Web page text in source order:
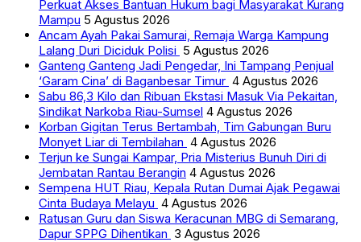
Perkuat Akses Bantuan Hukum bagi Masyarakat Kurang
Mampu 5 Agustus 2026
Ancam Ayah Pakai Samurai, Remaja Warga Kampung
Lalang Duri Diciduk Polisi 5 Agustus 2026
Ganteng Ganteng Jadi Pengedar, Ini Tampang Penjual
‘Garam Cina’ di Baganbesar Timur 4 Agustus 2026
Sabu 86,3 Kilo dan Ribuan Ekstasi Masuk Via Pekaitan,
Sindikat Narkoba Riau-Sumsel 4 Agustus 2026
Korban Gigitan Terus Bertambah, Tim Gabungan Buru
Monyet Liar di Tembilahan 4 Agustus 2026
Terjun ke Sungai Kampar, Pria Misterius Bunuh Diri di
Jembatan Rantau Berangin 4 Agustus 2026
Sempena HUT Riau, Kepala Rutan Dumai Ajak Pegawai
Cinta Budaya Melayu 4 Agustus 2026
Ratusan Guru dan Siswa Keracunan MBG di Semarang,
Dapur SPPG Dihentikan 3 Agustus 2026